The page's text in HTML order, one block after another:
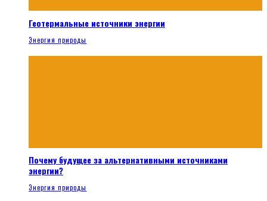
Геотермальные источники энергии
Энергия природы
Почему будущее за альтернативными источниками
энергии?
Энергия природы